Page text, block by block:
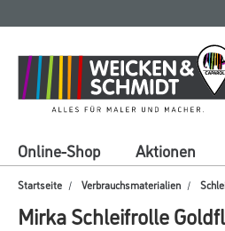
springen
springen
Online-Shop Aktionen
Startseite Verbrauchsmaterialien
Mirka Schleifrolle